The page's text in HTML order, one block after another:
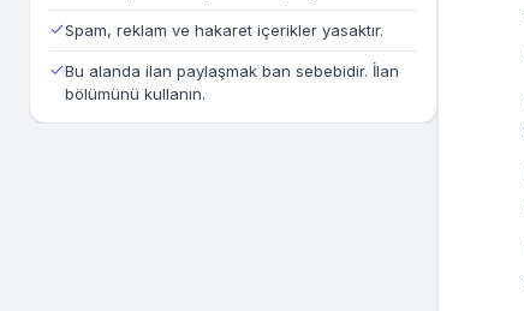
Spam, reklam ve hakaret içerikler yasaktır.
Bu alanda ilan paylaşmak ban sebebidir. İlan
bölümünü kullanın.